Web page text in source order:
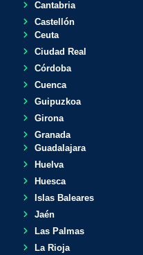
Cantabria
Castellón
Ceuta
Ciudad Real
Córdoba
Cuenca
Guipuzkoa
Girona
Granada
Guadalajara
Huelva
Huesca
Islas Baleares
Jaén
Las Palmas
La Rioja